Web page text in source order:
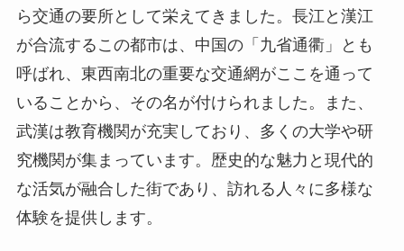
ら交通の要所として栄えてきました。長江と漢江
が合流するこの都市は、中国の「九省通衢」とも
呼ばれ、東西南北の重要な交通網がここを通って
いることから、その名が付けられました。また、
武漢は教育機関が充実しており、多くの大学や研
究機関が集まっています。歴史的な魅力と現代的
な活気が融合した街であり、訪れる人々に多様な
体験を提供します。